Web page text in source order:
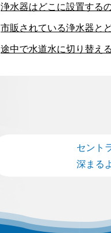
浄水器はどこに設置する
市販されている浄水器と
途中で水道水に切り替え
セント
深まる